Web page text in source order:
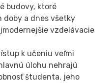
budovy, ktoré
doby a dnes všetky
vzdelávacie
k učeniu veľmi
úlohu nehrajú
študenta, jeho